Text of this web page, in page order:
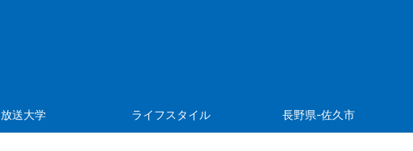
放送大学 ライフスタイル 長野県-佐久市